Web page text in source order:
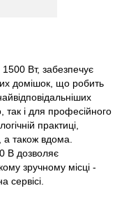
Вт, забезпечує
домішок, що робить
так і для професійного
практиці,
а також вдома.
В дозволяє
зручному місці -
сервісі.